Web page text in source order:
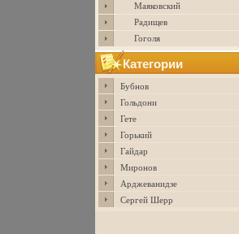
Маяковский
Радищев
Гоголя
Категории
Бубнов
Гольдони
Гете
Горький
Гайдар
Миронов
Арджеванидзе
Сергей Шерр